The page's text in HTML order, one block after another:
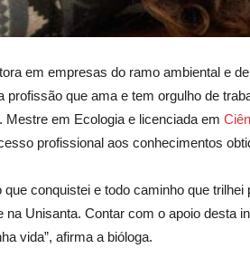
em empresas do ramo ambiental e
profissão que ama e tem orgulho de
Mestre em Ecologia e licenciada em
profissional aos conhecimentos
que conquistei e todo caminho que
na Unisanta. Contar com o apoio desta
vida”, afirma a bióloga.